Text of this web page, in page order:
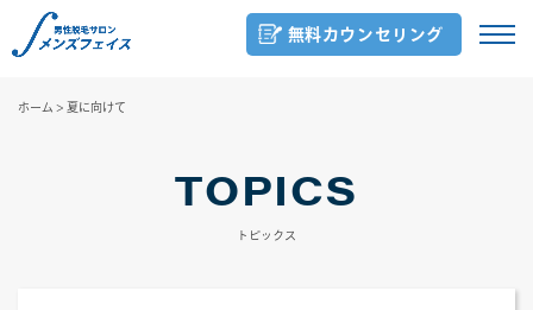
無料カウンセリング
ホーム > 夏に向けて
TOPICS
トピックス